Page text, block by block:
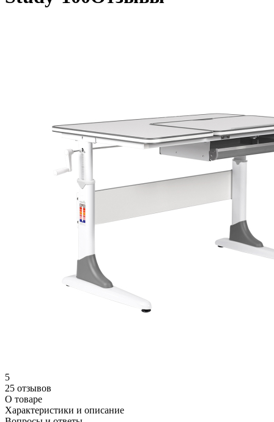
5
25 отзывов
О товаре
Характеристики и описание